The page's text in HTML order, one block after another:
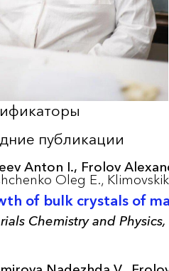
публикации
Anton I., Frolov
Oleg E.,
of bulk crystals of
Chemistry and